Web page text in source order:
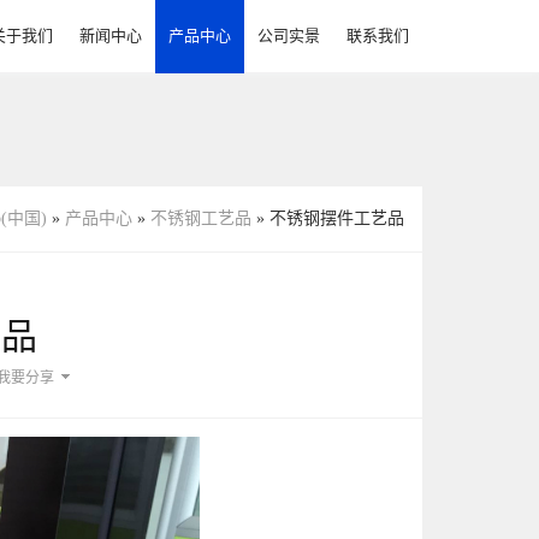
于我们 新闻中心 产品中心 公司实景 联系我们
中国) » 产品中心 » 不锈钢工艺品 » 不锈钢摆件工艺品
要分享